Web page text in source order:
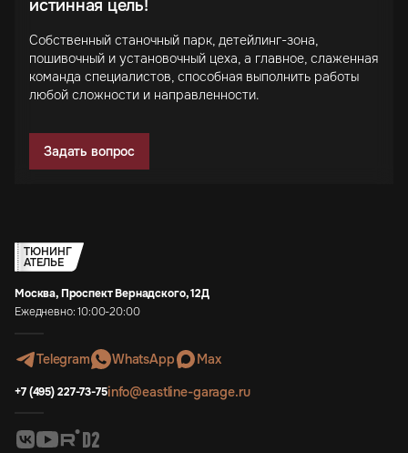
истинная цель!
Собственный станочный парк, детейлинг-зона,
пошивочный и установочный цеха, а главное, слаженная
команда специалистов, способная выполнить работы
любой сложности и направленности.
Задать вопрос
ТЮНИНГ
АТЕЛЬЕ
Москва, Проспект Вернадского, 12Д
Ежедневно: 10:00-20:00
Telegram WhatsApp Max
+7 (495) 227-73-75info@eastline-garage.ru